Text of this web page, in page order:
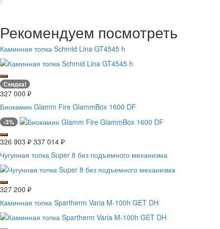
Рекомендуем посмотреть
Каминная топка Schmid Lina GT4545 h
Скидка!
327 000 ₽
Биокамин Glamm Fire GlammBox 1600 DF
-3%
326 903 ₽ 337 014 ₽
Чугунная топка Super 8 без подъемного механизма
327 200 ₽
Каминная топка Spartherm Varia M-100h GET DH